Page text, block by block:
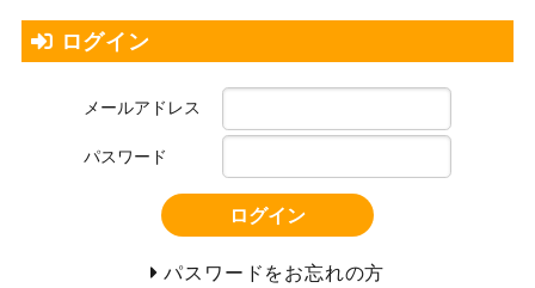
ログイン
メールアドレス
パスワード
ログイン
パスワードをお忘れの方